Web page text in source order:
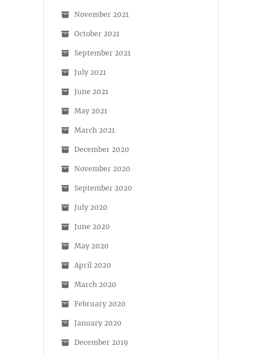
November 2021
October 2021
September 2021
July 2021
June 2021
May 2021
March 2021
December 2020
November 2020
September 2020
July 2020
June 2020
May 2020
April 2020
March 2020
February 2020
January 2020
December 2019